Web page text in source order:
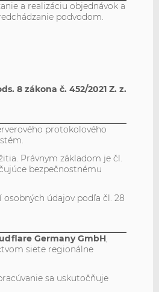
a realizáciu objednávok a
podvodom.
8 zákona č. 452/2021 Z. z.
protokolového
Právnym základom je čl.
bezpečnostnému
osobných údajov podľa čl. 28
Germany GmbH,
siete regionálne
sa uskutočňuje